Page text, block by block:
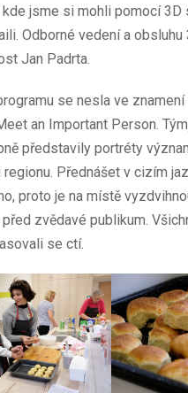
jsme si mohli pomocí
Odborné vedení a obsluhu
Jan Padrta.
se nesla ve
an Important Person.
představily portréty
Přednášet v cizím
proto je na místě
zvědavé publikum.
se ctí.